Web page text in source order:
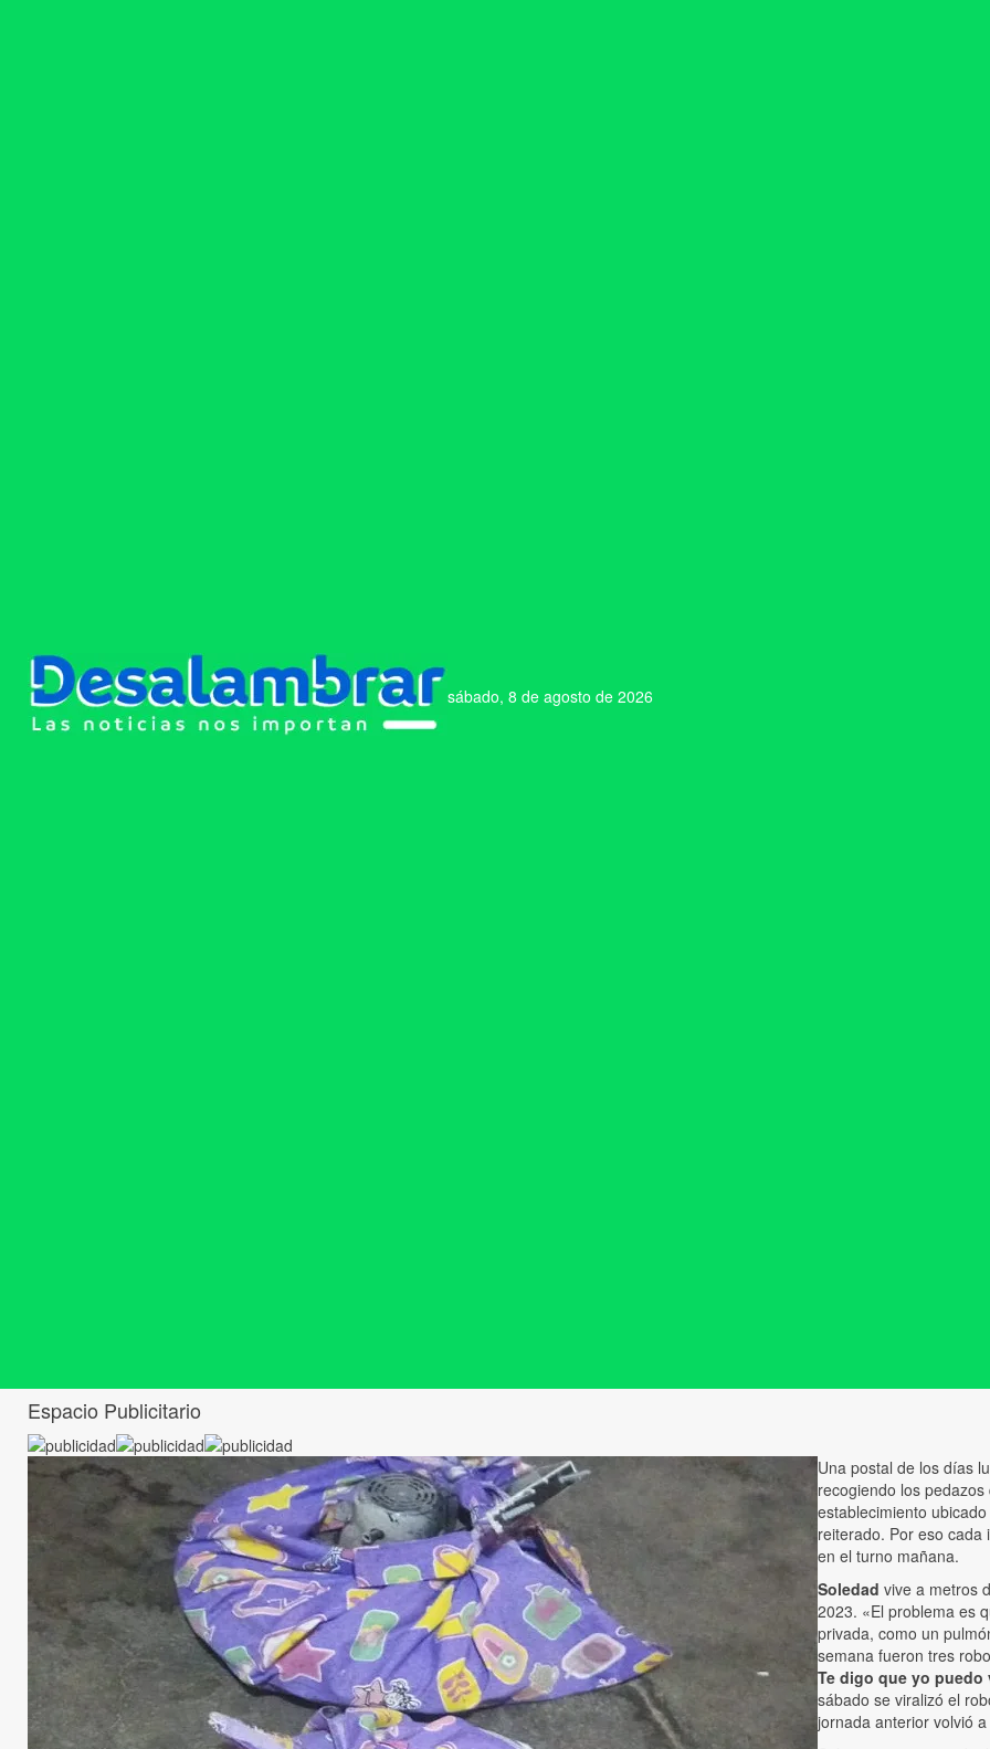
sábado, 8 de agosto de 2026
Espacio Publicitario
Una postal de los días
recogiendo los
establecimiento
reiterado. Por eso cada
en el turno mañana.
Soledad vive a metros
2023. «El problema es
privada, como un
semana fueron tres
Te digo que yo puedo
sábado se viralizó el
jornada anterior volvió